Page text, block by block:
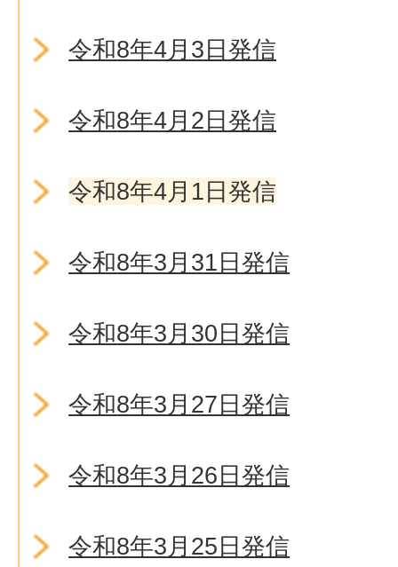
令和8年4月3日発信
令和8年4月2日発信
令和8年4月1日発信
令和8年3月31日発信
令和8年3月30日発信
令和8年3月27日発信
令和8年3月26日発信
令和8年3月25日発信